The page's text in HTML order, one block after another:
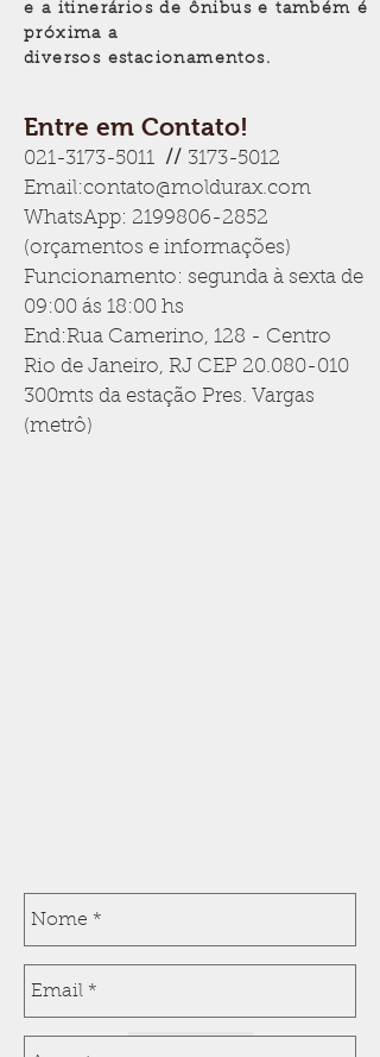
Entre em Contato!
021-3173-5011 // 3173-5012
Email:contato@moldurax.com
WhatsApp: 2199806-2852
(orçamentos e informações)
Funcionamento: segunda à sexta de
09:00 ás 18:00 hs
End:Rua Camerino, 128 - Centro
Rio de Janeiro, RJ CEP 20.080-010
300mts da estação Pres. Vargas
(metrô)
e a itinerários de ônibus e também é
próxima a
diversos estacionamentos.